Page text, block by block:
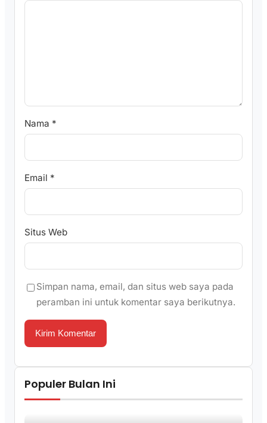
Nama *
Email *
Situs Web
Simpan nama, email, dan situs web saya pada
peramban ini untuk komentar saya berikutnya.
Populer Bulan Ini